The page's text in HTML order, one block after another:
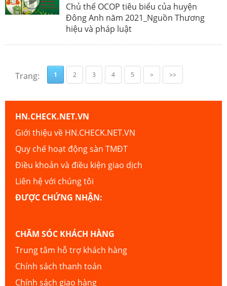
Chủ thể OCOP tiêu biểu của huyện
Đông Anh năm 2021_Nguồn Thương
hiệu và pháp luật
Trang: 1 2 3 4 5 > >>
HN.CHECK.NET.VN
Giới thiệu về HN.CHECK.NET.VN
Quy chế hoạt động sàn TMĐT
Điều khoản và điều kiện giao dịch
Liên hệ với chúng tôi
ĐƯỢC CHỨNG NHẬN:
CHĂM SÓC KHÁCH HÀNG
Trung tâm hỗ trợ khách hàng
Chính sách thanh toán
Chính sách giao hàng